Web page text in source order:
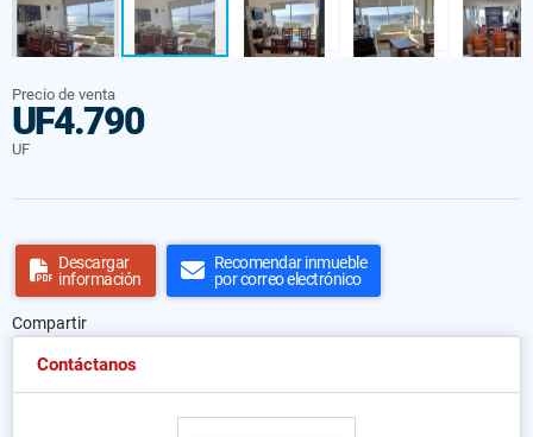
Precio de venta
UF4.790
UF
Descargar
información
Recomendar inmueble
por correo electrónico
Compartir
Contáctanos